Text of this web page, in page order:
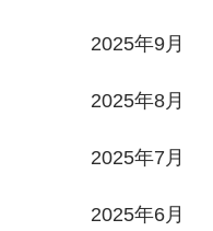
2025年9月
2025年8月
2025年7月
2025年6月